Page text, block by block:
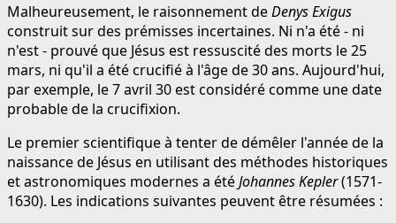
Malheureusement, le raisonnement deDenys Exigus
construit sur des prémisses incertaines. Ni n'a été - ni
n'est - prouvé que Jésus est ressuscité des morts le 25
mars, ni qu'il a été crucifié à l'âge de 30 ans. Aujourd'hui,
par exemple, le 7 avril 30 est considéré comme une date
probable de la crucifixion.
Le premier scientifique à tenter de démêler l'année de la
naissance de Jésus en utilisant des méthodes historiques
et astronomiques modernes a étéJohannes Kepler(1571-
1630). Les indications suivantes peuvent être résumées :